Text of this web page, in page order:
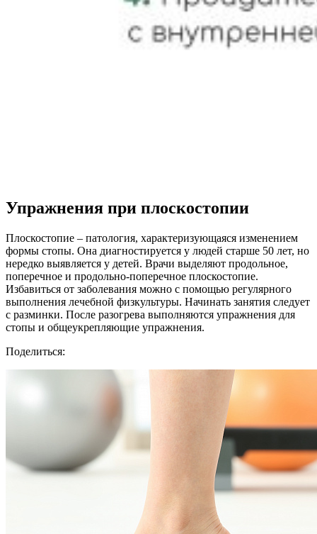
Упражнения при плоскостопии
Плоскостопие – патология, характеризующаяся изменением
формы стопы. Она диагностируется у людей старше 50 лет, но
нередко выявляется у детей. Врачи выделяют продольное,
поперечное и продольно-поперечное плоскостопие.
Избавиться от заболевания можно с помощью регулярного
выполнения лечебной физкультуры. Начинать занятия следует
с разминки. После разогрева выполняются упражнения для
стопы и общеукрепляющие упражнения.
Поделиться: